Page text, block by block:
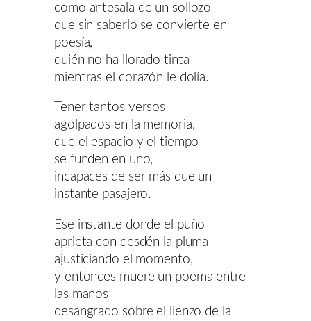
como antesala de un sollozo
que sin saberlo se convierte en
poesía,
quién no ha llorado tinta
mientras el corazón le dolía.
Tener tantos versos
agolpados en la memoria,
que el espacio y el tiempo
se funden en uno,
incapaces de ser más que un
instante pasajero.
Ese instante donde el puño
aprieta con desdén la pluma
ajusticiando el momento,
y entonces muere un poema entre
las manos
desangrado sobre el lienzo de la